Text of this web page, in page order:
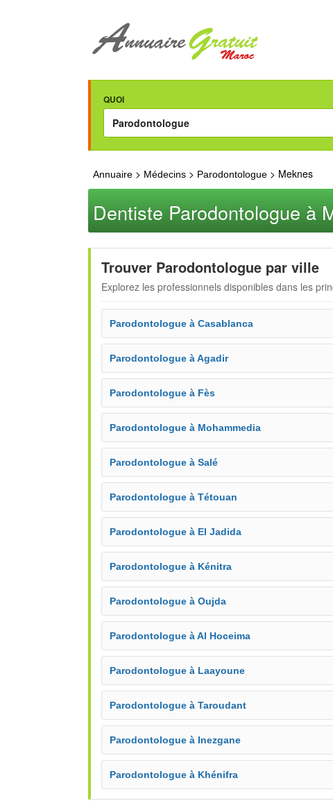
QUOI
Annuaire > Médecins > Parodontologue > Meknes
Dentiste Parodontologue à
Trouver Parodontologue par ville
Explorez les professionnels disponibles dans les
Parodontologue à Casablanca
Parodontologue à Agadir
Parodontologue à Fès
Parodontologue à Mohammedia
Parodontologue à Salé
Parodontologue à Tétouan
Parodontologue à El Jadida
Parodontologue à Kénitra
Parodontologue à Oujda
Parodontologue à Al Hoceima
Parodontologue à Laayoune
Parodontologue à Taroudant
Parodontologue à Inezgane
Parodontologue à Khénifra